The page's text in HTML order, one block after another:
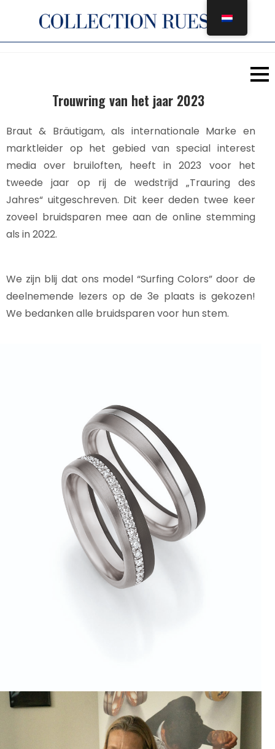
inhoud
Trouwring van het jaar 2023
Braut & Bräutigam, als internationale Marke en
marktleider op het gebied van special interest
media over bruiloften, heeft in 2023 voor het
tweede jaar op rij de wedstrijd „Trauring des
Jahres“ uitgeschreven. Dit keer deden twee keer
zoveel bruidsparen mee aan de online stemming
als in 2022.
We zijn blij dat ons model “Surfing Colors” door de
deelnemende lezers op de 3e plaats is gekozen!
We bedanken alle bruidsparen voor hun stem.